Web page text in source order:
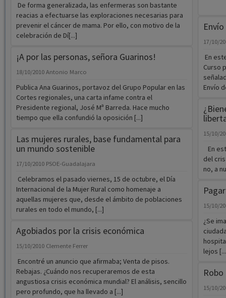
De forma generalizada, las enfermeras son bastante
reacias a efectuarse las exploraciones necesarias para
prevenir el cáncer de mama. Por ello, con motivo de la
celebración de Dí[...]
¡A por las personas, señora Guarinos!
18/10/2010 Antonio Marco
Publica Ana Guarinos, portavoz del Grupo Popular en las
Cortes regionales, una carta infame contra el
Presidente regional, José Mª Barreda. Hace mucho
tiempo que ella confundió la oposición [...]
Las mujeres rurales, base fundamental para
un mundo sostenible
17/10/2010 PSOE-Guadalajara
Celebramos el pasado viernes, 15 de octubre, el Día
Internacional de la Mujer Rural como homenaje a
aquellas mujeres que, desde el ámbito de poblaciones
rurales en todo el mundo, [...]
Agobiados por la crisis económica
15/10/2010 Clemente Ferrer
Encontré un anuncio que afirmaba; Venta de pisos.
Rebajas. ¿Cuándo nos recuperaremos de esta
angustiosa crisis económica mundial? El análisis, sencillo
pero profundo, que ha llevado a [...]
17/10/
En
Curso
Envío
15/10/
En
del
no, a
15/10/
¿Se
lejos
15/10/